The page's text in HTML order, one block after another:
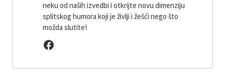
neku od naših izvedbi i otkrijte novu dimenziju
splitskog humora koji je življi i žešći nego što
možda slutite!